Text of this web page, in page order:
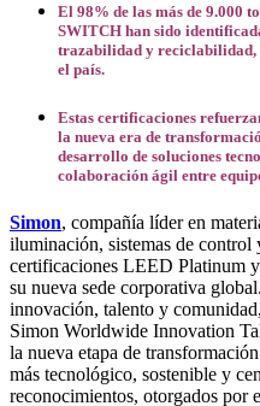
El 98% de las más de 9.000
SWITCH han sido
trazabilidad y reciclabilidad,
el país.
Estas certificaciones
la nueva era de
desarrollo de soluciones
colaboración ágil entre
Simon, compañía líder en
iluminación, sistemas de
certificaciones LEED Platinum
su nueva sede corporativa
innovación, talento y comunidad,
Simon Worldwide Innovation
la nueva etapa de
más tecnológico, sostenible y
reconocimientos, otorgados